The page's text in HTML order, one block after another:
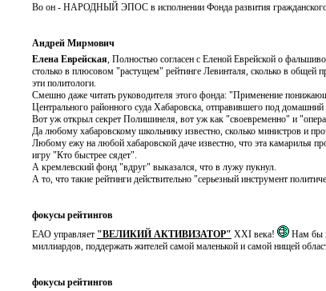
Во он - НАРОДНЫЙ ЭПОС в исполнении Фонда развития гражданского
Андрей Мирмович
Елена Еврейская , Полностью согласен с Еленой Еврейской о
столько в плюсовом "растущем" рейтинге Левинталя, сколько в общей
эти политологи.
Смешно даже читать руководителя этого фонда: "Применение
Центрального районного суда Хабаровска, отправившего под
Вот уж открыл секрет Полишинеля, вот уж как "своевременно" и
Да любому хабаровскому школьнику известно, сколько министров и
Любому ежу на любой хабаровской даче известно, что эта камарилья
игру "Кто быстрее сядет".
А кремлевский фонд "вдруг" выказался, что в лужу пукнул.
А то, что такие рейтинги действительно "серьезный инструмент
фокусы рейтингов
ЕАО управляет "ВЕЛИКИЙ АКТИВИЗАТОР" XXI века!
Нам бы
миллиардов, поддержать жителей самой маленькой и самой нищей
фокусы рейтингов